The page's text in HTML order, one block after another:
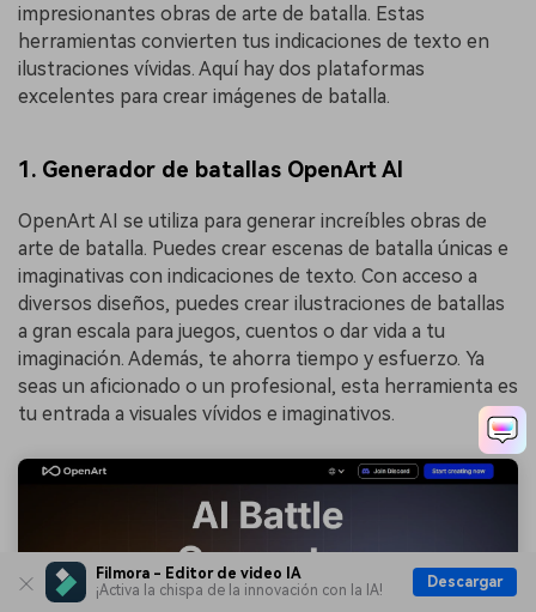
Filmora - Editor de video IA
¡Activa la chispa de la innovación con la IA!
Descargar
impresionantes obras de arte de batalla. Estas
herramientas convierten tus indicaciones de texto en
ilustraciones vívidas. Aquí hay dos plataformas
excelentes para crear imágenes de batalla.
1. Generador de batallas OpenArt AI
OpenArt AI se utiliza para generar increíbles obras de
arte de batalla. Puedes crear escenas de batalla únicas e
imaginativas con indicaciones de texto. Con acceso a
diversos diseños, puedes crear ilustraciones de batallas
a gran escala para juegos, cuentos o dar vida a tu
imaginación. Además, te ahorra tiempo y esfuerzo. Ya
seas un aficionado o un profesional, esta herramienta es
tu entrada a visuales vívidos e imaginativos.